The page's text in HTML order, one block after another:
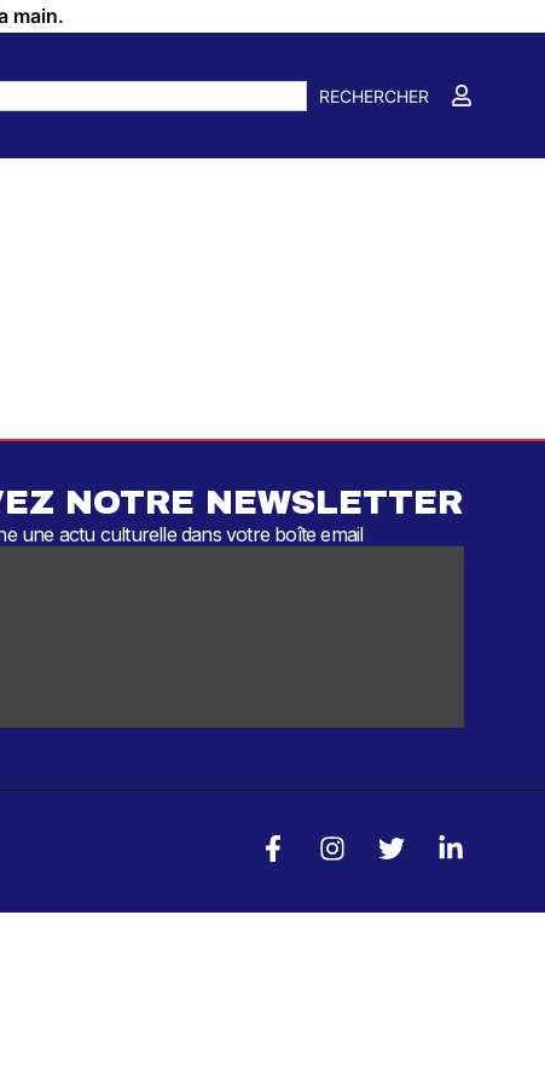
main.
RECHERCHER
NOTRE NEWSLETTER
une actu culturelle dans votre boîte email